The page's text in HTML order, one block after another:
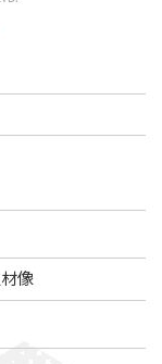
像